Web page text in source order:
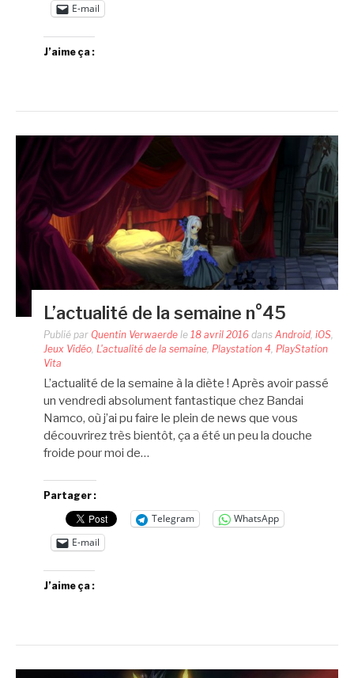
E-mail
J’aime ça :
L’actualité de la semaine n°45
Publié par Quentin Verwaerde le 18 avril 2016 dans Android, iOS,
Jeux Vidéo, L'actualité de la semaine, Playstation 4, PlayStation
Vita
L’actualité de la semaine à la diète ! Après avoir passé
un vendredi absolument fantastique chez Bandai
Namco, où j’ai pu faire le plein de news que vous
découvrirez très bientôt, ça a été un peu la douche
froide pour moi de…
Partager :
Telegram
WhatsApp
E-mail
J’aime ça :